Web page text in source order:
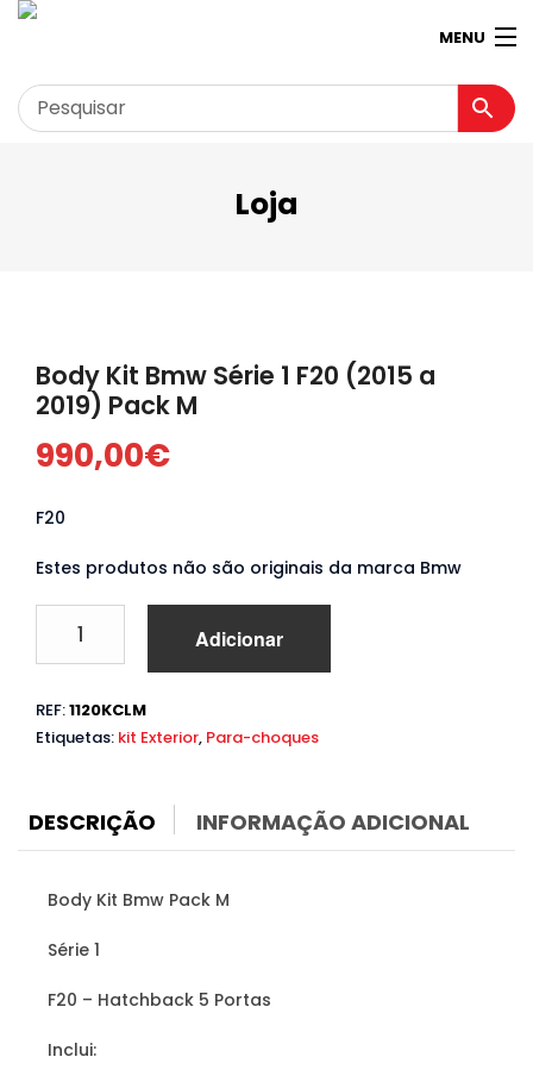
MENU
Garagem
Loja Virtual 360º
Loja
Body Kit Bmw Série 1 F20 (2015 a
2019) Pack M
990,00€
F20
Estes produtos não são originais da marca Bmw
Body
Bmw
Série
(2015
Pack
Adicionar
REF:1120KCLM
Etiquetas: kit Exterior, Para-choques
DESCRIÇÃO INFORMAÇÃO ADICIONAL
Body Kit Bmw Pack M
Série 1
F20 – Hatchback 5 Portas
Inclui: